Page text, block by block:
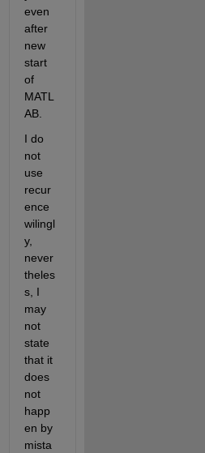
even
after
new
start
of
MATL
AB.
I do
not
use
recur
ence
wilingl
y,
never
theles
s, I
may
not
state
that it
does
not
happ
en by
mista